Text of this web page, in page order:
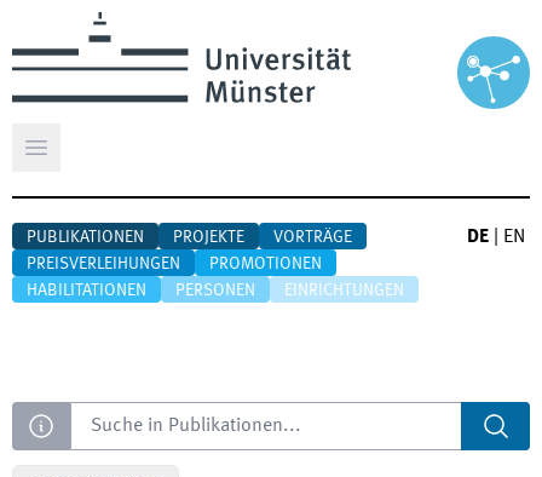
Hauptmenü öffnen
PUBLIKATIONEN PROJEKTE
VORTRÄGE
PREISVERLEIHUNGEN
PROMOTIONEN
HABILITATIONEN
PERSONEN EINRICHTUNGEN
DE EN
Suche